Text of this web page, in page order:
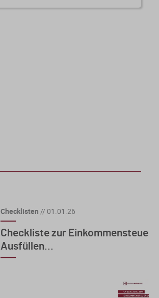
Checklisten // 01.01.26
Checkliste zur
Ausfüllen...